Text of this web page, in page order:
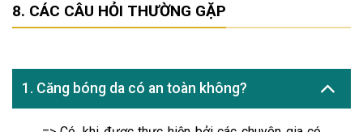
CÁC CÂU HỎI THƯỜNG GẶP
1. Căng bóng da có an toàn không?